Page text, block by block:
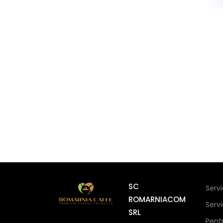
SC
ROMARNIACOM
SRL